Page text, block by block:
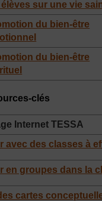
élèves sur une vie
du bien-être
du bien-être
clés
Internet TESSA
avec des classes à
en groupes dans la
cartes